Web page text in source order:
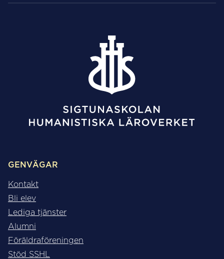
GENVÄGAR
Kontakt
Bli elev
Lediga tjänster
Alumni
Föräldraföreningen
Stöd SSHL